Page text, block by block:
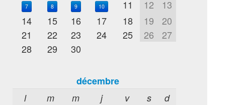
7 8 9 10 11 12
13
14
15 16 17 18 19
20
21
22 23 24 25 26
27
28
29 30
décembre
l m m j v s d